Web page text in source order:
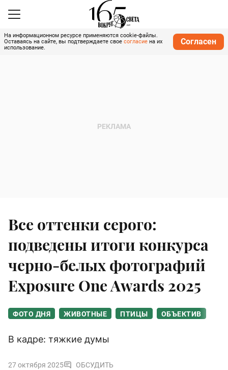
На информационном ресурсе применяются cookie-файлы.
Оставаясь на сайте, вы подтверждаете свое согласие на их
использование.
Согласен
Все оттенки серого:
подведены итоги конкурса
черно-белых фотографий
Exposure One Awards 2025
ФОТО ДНЯ ЖИВОТНЫЕ ПТИЦЫ ОБЪЕКТИВ
В кадре: тяжкие думы
27 октября 2025 ОБСУДИТЬ